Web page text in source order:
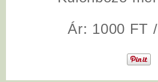
Ár: 1000 FT